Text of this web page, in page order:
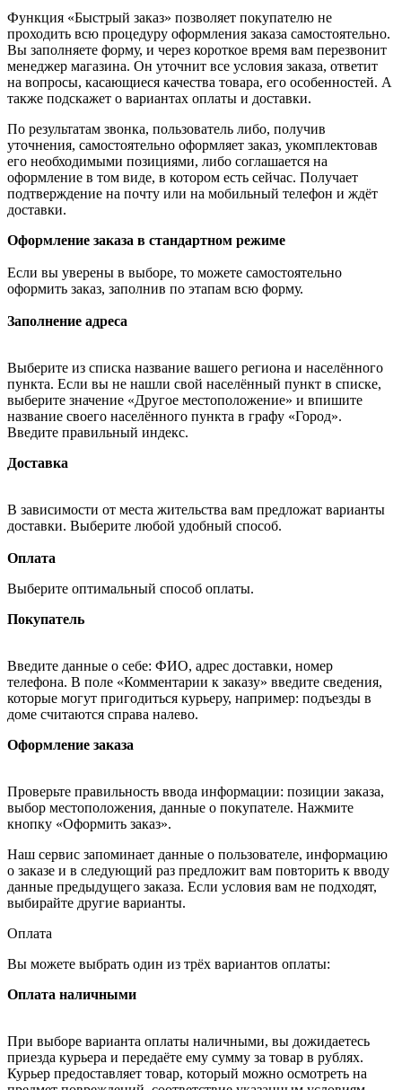
Функция «Быстрый заказ» позволяет покупателю не
проходить всю процедуру оформления заказа самостоятельно.
Вы заполняете форму, и через короткое время вам перезвонит
менеджер магазина. Он уточнит все условия заказа, ответит
на вопросы, касающиеся качества товара, его особенностей. А
также подскажет о вариантах оплаты и доставки.
По результатам звонка, пользователь либо, получив
уточнения, самостоятельно оформляет заказ, укомплектовав
его необходимыми позициями, либо соглашается на
оформление в том виде, в котором есть сейчас. Получает
подтверждение на почту или на мобильный телефон и ждёт
доставки.
Оформление заказа в стандартном режиме
Если вы уверены в выборе, то можете самостоятельно
оформить заказ, заполнив по этапам всю форму.
Заполнение адреса
Выберите из списка название вашего региона и населённого
пункта. Если вы не нашли свой населённый пункт в списке,
выберите значение «Другое местоположение» и впишите
название своего населённого пункта в графу «Город».
Введите правильный индекс.
Доставка
В зависимости от места жительства вам предложат варианты
доставки. Выберите любой удобный способ.
Оплата
Выберите оптимальный способ оплаты.
Покупатель
Введите данные о себе: ФИО, адрес доставки, номер
телефона. В поле «Комментарии к заказу» введите сведения,
которые могут пригодиться курьеру, например: подъезды в
доме считаются справа налево.
Оформление заказа
Проверьте правильность ввода информации: позиции заказа,
выбор местоположения, данные о покупателе. Нажмите
кнопку «Оформить заказ».
Наш сервис запоминает данные о пользователе, информацию
о заказе и в следующий раз предложит вам повторить к вводу
данные предыдущего заказа. Если условия вам не подходят,
выбирайте другие варианты.
Оплата
Вы можете выбрать один из трёх вариантов оплаты:
Оплата наличными
При выборе варианта оплаты наличными, вы дожидаетесь
приезда курьера и передаёте ему сумму за товар в рублях.
Курьер предоставляет товар, который можно осмотреть на